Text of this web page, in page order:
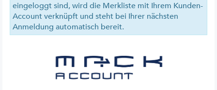
eingeloggt sind, wird die Merkliste mit Ihrem Kunden-
Account verknüpft und steht bei Ihrer nächsten
Anmeldung automatisch bereit.